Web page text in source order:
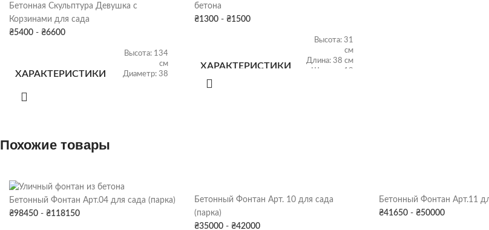
Бетонная Скульптура Девушка с
Корзинами для сада
₴5400 - ₴6600
ХАРАКТЕРИСТИКИ
Высота: 134
см
Диаметр: 38
ДЕКОРА
СКЛАД
бетона
₴1300 - ₴1500
ХАРАКТЕРИСТИКИ
Высота: 31
см
Длина: 38 см
Ширина: 19
Похожие товары
Бетонный Фонтан Арт.04 для сада (парка)
₴98450 - ₴118150
Бетонный Фонтан Арт. 10 для сада
(парка)
₴35000 - ₴42000
Бетонный Фонтан Арт.11
₴41650 - ₴50000